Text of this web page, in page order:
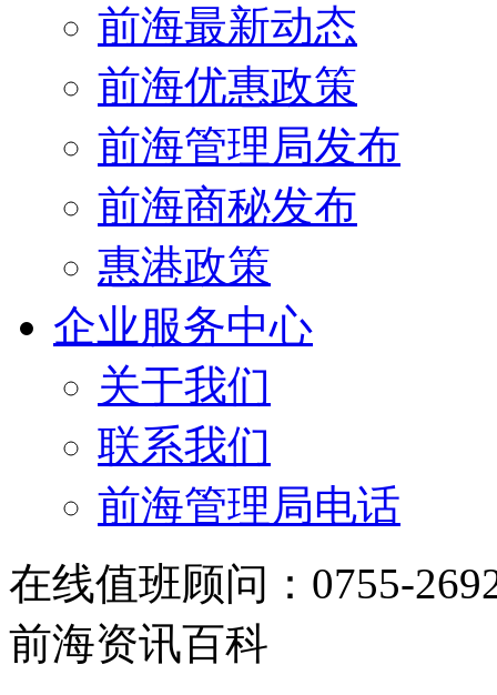
前海最新动态
前海优惠政策
前海管理局发布
前海商秘发布
惠港政策
企业服务中心
关于我们
联系我们
前海管理局电话
在线值班顾问：0755-
前海资讯百科